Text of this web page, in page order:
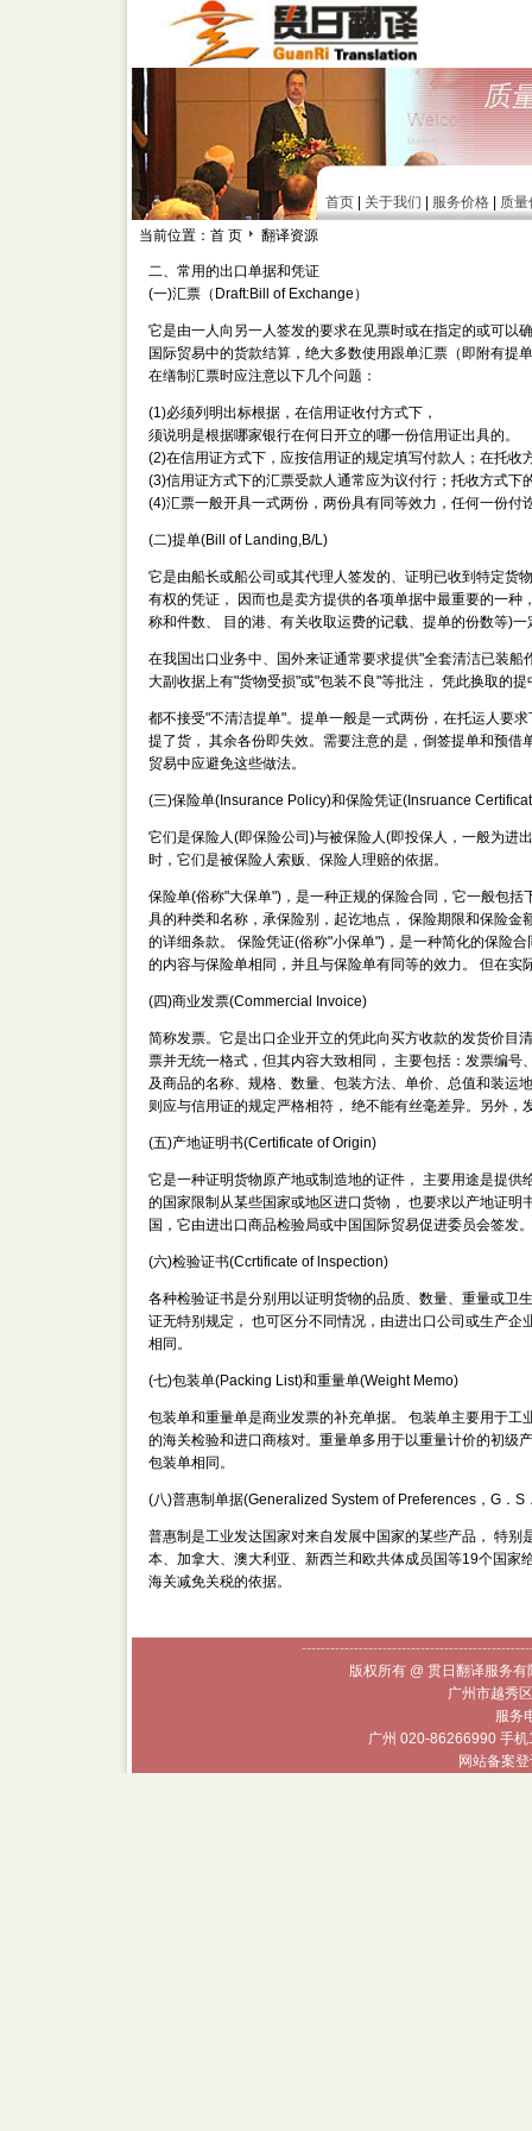
首页 关于我们 服务价格
质量
当前位置：首 页
翻译资源
二、常用的出口单据和凭证
(一)汇票（Draft:Bill of Exchange）
它是由一人向另一人签发的要求在见票时或在指定的或可以
国际贸易中的货款结算，绝大多数使用跟单汇票（即附有提
在缮制汇票时应注意以下几个问题：
(1)必须列明出标根据，在信用证收付方式下，
须说明是根据哪家银行在何日开立的哪一份信用证出具的。
(2)在信用证方式下，应按信用证的规定填写付款人；在托收
(3)信用证方式下的汇票受款人通常应为议付行；托收方式下
(4)汇票一般开具一式两份，两份具有同等效力，任何一份付
(二)提单(Bill of Landing,B/L)
它是由船长或船公司或其代理人签发的、证明已收到特定货
有权的凭证， 因而也是卖方提供的各项单据中最重要的一
称和件数、 目的港、有关收取运费的记载、提单的份数等)
在我国出口业务中、国外来证通常要求提供"全套清洁已装
大副收据上有"货物受损"或"包装不良"等批注， 凭此换取的
都不接受"不清洁提单"。提单一般是一式两份，在托运人要
提了货， 其余各份即失效。需要注意的是，倒签提单和预
贸易中应避免这些做法。
(三)保险单(Insurance Policy)和保险凭证(Insruance
它们是保险人(即保险公司)与被保险人(即投保人，一般为进
时，它们是被保险人索贩、保险人理赔的依据。
保险单(俗称"大保单")，是一种正规的保险合同，它一般包
具的种类和名称，承保险别，起讫地点， 保险期限和保险
的详细条款。 保险凭证(俗称"小保单")，是一种简化的保险
的内容与保险单相同，并且与保险单有同等的效力。 但在
(四)商业发票(Commercial Invoice)
简称发票。它是出口企业开立的凭此向买方收款的发货价目
票并无统一格式，但其内容大致相同， 主要包括：发票编
及商品的名称、规格、数量、包装方法、单价、总值和装运
则应与信用证的规定严格相符， 绝不能有丝毫差异。另外，
(五)产地证明书(Certificate of Origin)
它是一种证明货物原产地或制造地的证件， 主要用途是提
的国家限制从某些国家或地区进口货物， 也要求以产地证
国，它由进出口商品检验局或中国国际贸易促进委员会签发。
(六)检验证书(Ccrtificate of lnspection)
各种检验证书是分别用以证明货物的品质、数量、重量或卫
证无特别规定， 也可区分不同情况，由进出口公司或生产
相同。
(七)包装单(Packing List)和重量单(Weight Memo)
包装单和重量单是商业发票的补充单据。 包装单主要用于
的海关检验和进口商核对。重量单多用于以重量计价的初级
包装单相同。
(八)普惠制单据(Generalized System of Preferences，G．S
普惠制是工业发达国家对来自发展中国家的某些产品， 特
本、加拿大、澳大利亚、新西兰和欧共体成员国等19个国
海关减免关税的依据。
版权所有 @ 贯日翻译服务
广州市越秀
服务
广州 020-86266990 手
网站备案